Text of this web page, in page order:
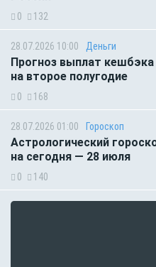
0 132
28.07.2026 10:00 Деньги
Прогноз выплат
на второе полугодие
0 168
28.07.2026 01:00 Гороскоп
Астрологический
на сегодня — 28 июля
0 140